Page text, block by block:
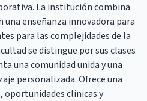
La institución combina
enseñanza innovadora para
para las complejidades de la
se distingue por sus clases
una comunidad unida y una
personalizada. Ofrece una
oportunidades clínicas y